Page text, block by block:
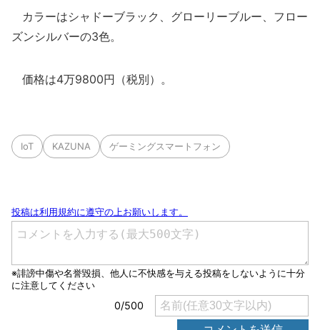
カラーはシャドーブラック、グローリーブルー、フロー
ズンシルバーの3色。
価格は4万9800円（税別）。
IoT KAZUNA ゲーミングスマートフォン